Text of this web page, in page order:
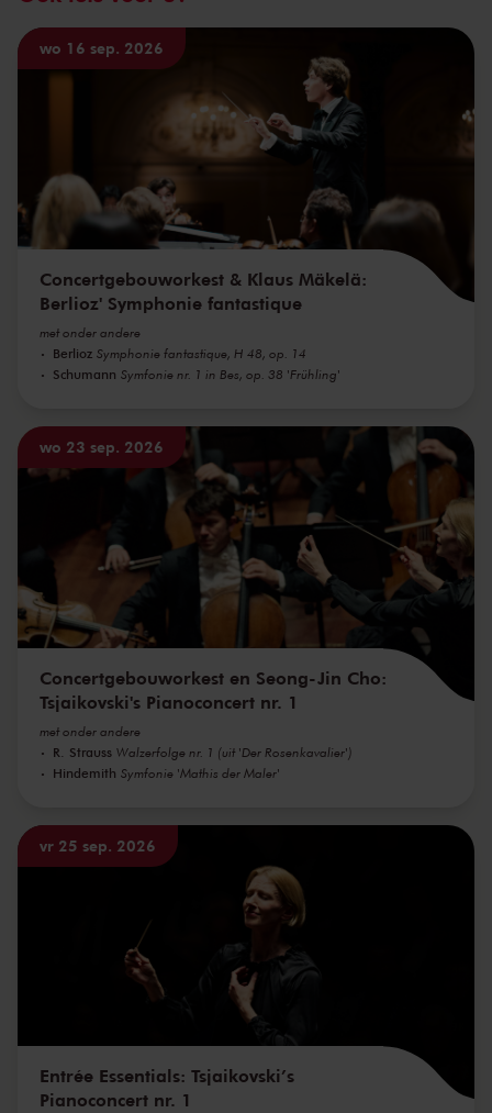
wo 16 sep. 2026
Concertgebouworkest & Klaus Mäkelä:
Berlioz' Symphonie fantastique
met onder andere
Berlioz Symphonie fantastique, H 48, op. 14
Schumann Symfonie nr. 1 in Bes, op. 38 'Frühling'
wo 23 sep. 2026
Concertgebouworkest en Seong-Jin Cho:
Tsjaikovski's Pianoconcert nr. 1
met onder andere
R. Strauss Walzerfolge nr. 1 (uit 'Der Rosenkavalier')
Hindemith Symfonie 'Mathis der Maler'
vr 25 sep. 2026
Entrée Essentials: Tsjaikovski’s
Pianoconcert nr. 1